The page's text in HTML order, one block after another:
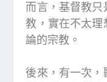
而言，基督教只
教，實在不太理
論的宗教。
後來，有一次，